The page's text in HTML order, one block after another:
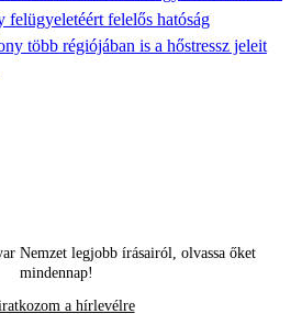
felelős hatóság
több régiójában is a hőstressz jeleit
Nemzet legjobb írásairól, olvassa őket
mindennap!
a hírlevélre